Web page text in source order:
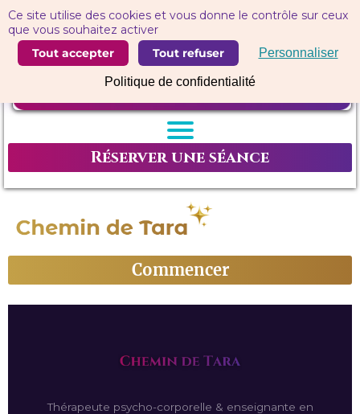
Ce site utilise des cookies et vous donne le contrôle sur ceux
que vous souhaitez activer
Tout accepter
Tout refuser Personnaliser
Politique de confidentialité
Réserver une séance
Commencer
Thérapeute psycho-corporelle & enseignante en